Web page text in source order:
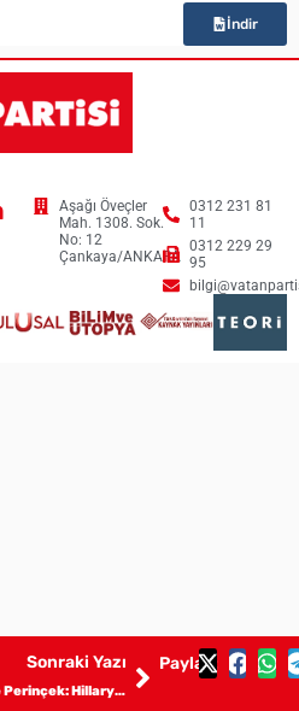
İndir
Sonraki Yazı
Şule Perinçek: Hillary Clinton’un kırmızı ceketi ve Türkiye
Paylaş:
Aşağı Öveçler
Mah. 1308. Sok.
No: 12
Çankaya/ANKARA
0312 231 81
11
0312 229 29
95